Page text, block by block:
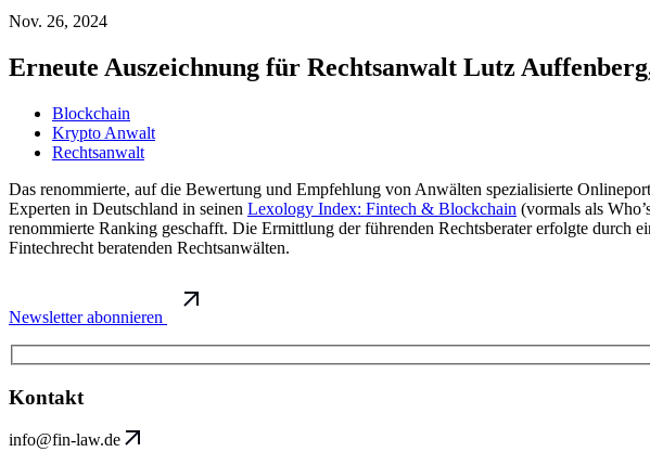
Nov. 26, 2024
Erneute Auszeichnung für Rechtsanwalt Lutz
Blockchain
Krypto Anwalt
Rechtsanwalt
Das renommierte, auf die Bewertung und Empfehlung von Anwälten spezialisierte
Experten in Deutschland in seinen Lexology Index: Fintech & Blockchain (vormals als
renommierte Ranking geschafft. Die Ermittlung der führenden Rechtsberater erfolgte durch
Fintechrecht beratenden Rechtsanwälten.
Newsletter abonnieren
Kontakt
info@fin-law.de